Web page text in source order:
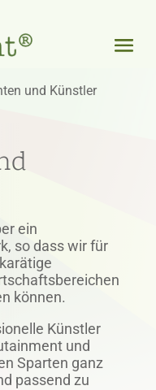
und Künstler
ein
so dass wir für
können.
Künstler
und
Sparten ganz
passend zu